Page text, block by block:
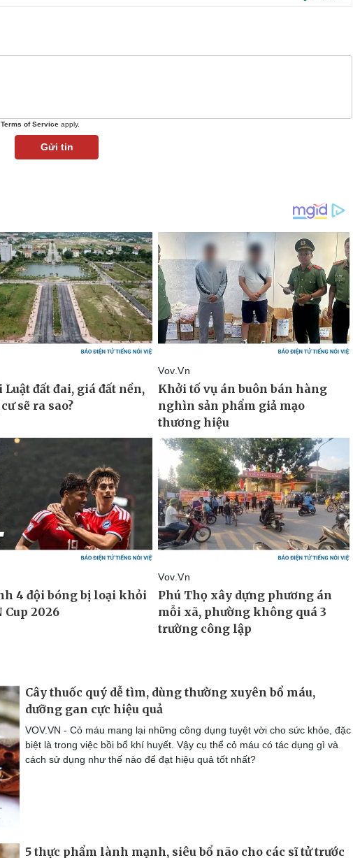
Terms of Service apply.
Gửi tin
Cây thuốc quý dễ tìm, dùng thường xuyên bổ máu,
dưỡng gan cực hiệu quả
VOV.VN - Cỏ máu mang lại những công dụng tuyệt vời cho sức khỏe, đặc
biệt là trong việc bồi bổ khí huyết. Vậy cụ thể cỏ máu có tác dụng gì và
cách sử dụng như thế nào để đạt hiệu quả tốt nhất?
5 thực phẩm lành mạnh, siêu bổ não cho các sĩ tử trước